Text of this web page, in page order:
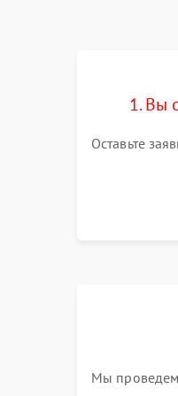
1. Вы
Оставьте
Мы проведем